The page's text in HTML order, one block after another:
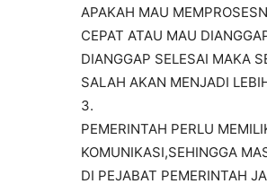
APAKAH MAU
CEPAT ATAU MAU
DIANGGAP SELESAI MAKA
SALAH AKAN MENJADI
3.
PEMERINTAH PERLU
KOMUNIKASI,SEHINGGA
DI PEJABAT PEMERINTAH